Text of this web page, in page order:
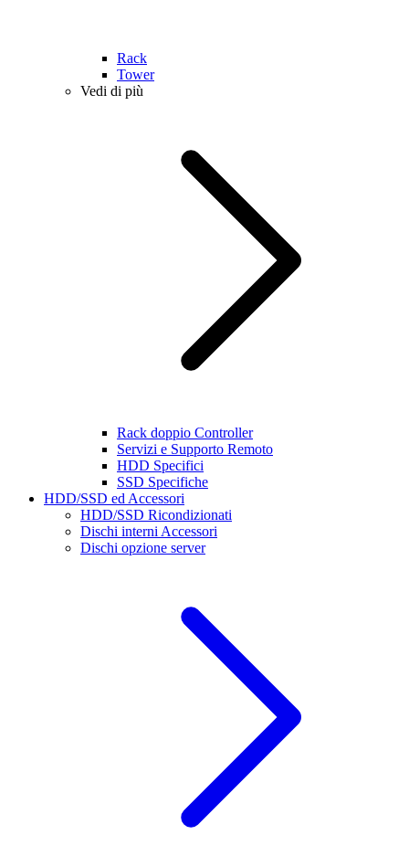
Rack
Tower
Vedi di più
Rack doppio Controller
Servizi e Supporto Remoto
HDD Specifici
SSD Specifiche
HDD/SSD ed Accessori
HDD/SSD Ricondizionati
Dischi interni Accessori
Dischi opzione server